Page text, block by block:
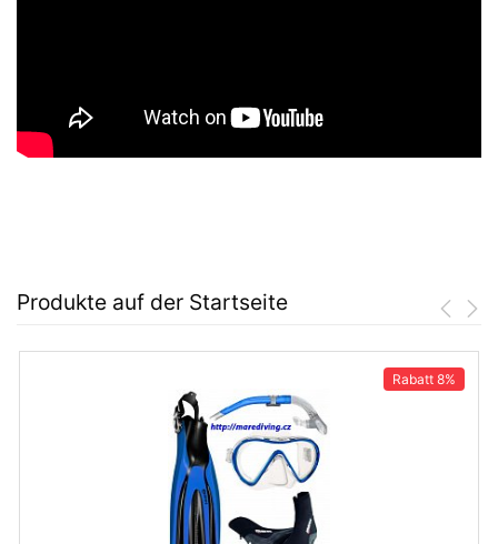
Produkte auf der Startseite
Rabatt 8%